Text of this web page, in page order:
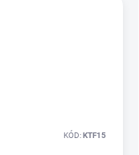
KÓD:KTF15